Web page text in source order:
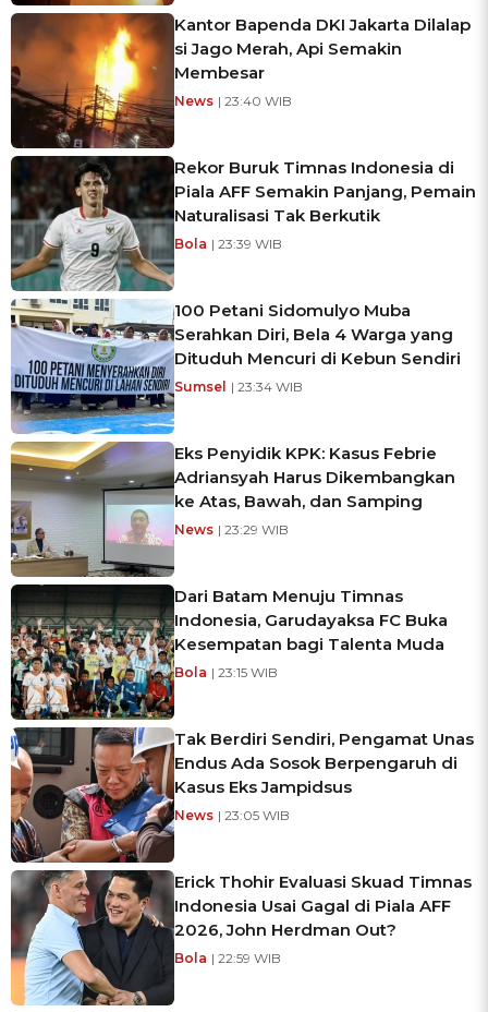
Kantor Bapenda DKI Jakarta Dilalap
si Jago Merah, Api Semakin
Membesar
News | 23:40 WIB
Rekor Buruk Timnas Indonesia di
Piala AFF Semakin Panjang, Pemain
Naturalisasi Tak Berkutik
Bola | 23:39 WIB
100 Petani Sidomulyo Muba
Serahkan Diri, Bela 4 Warga yang
Dituduh Mencuri di Kebun Sendiri
Sumsel | 23:34 WIB
Eks Penyidik KPK: Kasus Febrie
Adriansyah Harus Dikembangkan
ke Atas, Bawah, dan Samping
News | 23:29 WIB
Dari Batam Menuju Timnas
Indonesia, Garudayaksa FC Buka
Kesempatan bagi Talenta Muda
Bola | 23:15 WIB
Tak Berdiri Sendiri, Pengamat Unas
Endus Ada Sosok Berpengaruh di
Kasus Eks Jampidsus
News | 23:05 WIB
Erick Thohir Evaluasi Skuad Timnas
Indonesia Usai Gagal di Piala AFF
2026, John Herdman Out?
Bola | 22:59 WIB